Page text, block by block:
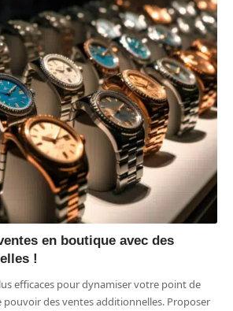
en boutique avec des
!
efficaces pour dynamiser votre point de
des ventes additionnelles. Proposer